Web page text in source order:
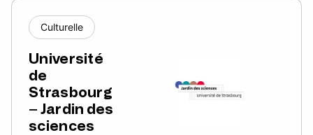
Culturelle
Université
de
Strasbourg
– Jardin des
sciences